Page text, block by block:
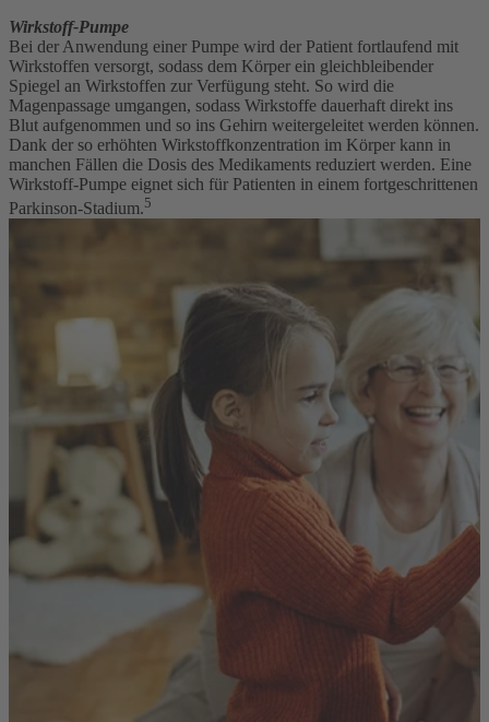
Wirkstoff-Pumpe
Bei der Anwendung einer Pumpe wird der Patient fortlaufend mit
Wirkstoffen versorgt, sodass dem Körper ein gleichbleibender
Spiegel an Wirkstoffen zur Verfügung steht. So wird die
Magenpassage umgangen, sodass Wirkstoffe dauerhaft direkt ins
Blut aufgenommen und so ins Gehirn weitergeleitet werden können.
Dank der so erhöhten Wirkstoffkonzentration im Körper kann in
manchen Fällen die Dosis des Medikaments reduziert werden. Eine
Wirkstoff-Pumpe eignet sich für Patienten in einem fortgeschrittenen
Parkinson-Stadium.5